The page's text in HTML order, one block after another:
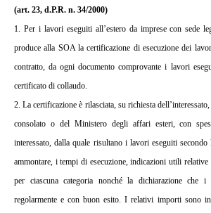
(art. 23, d.P.R. n. 34/2000)
1. Per i lavori eseguiti all’estero da imprese con sede
produce alla SOA la certificazione di esecuzione dei
contratto, da ogni documento comprovante i lavori
certificato di collaudo.
2. La certificazione è rilasciata, su richiesta
consolato o del Ministero degli affari esteri, con
interessato, dalla quale risultano i lavori eseguiti
ammontare, i tempi di esecuzione, indicazioni utili relative
per ciascuna categoria nonché la dichiarazione che
regolarmente e con buon esito. I relativi importi sono